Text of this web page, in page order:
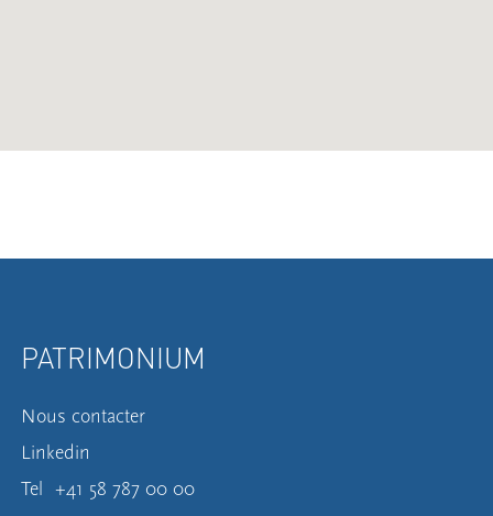
PATRIMONIUM
Nous contacter
Linkedin
Tel +41 58 787 00 00